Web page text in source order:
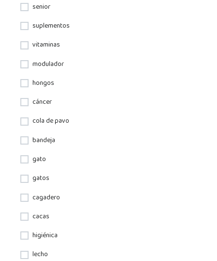
senior
suplementos
vitaminas
modulador
hongos
cáncer
cola de pavo
bandeja
gato
gatos
cagadero
cacas
higiénica
lecho